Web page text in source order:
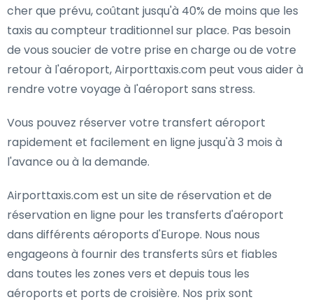
cher que prévu, coûtant jusqu'à 40% de moins que les
taxis au compteur traditionnel sur place. Pas besoin
de vous soucier de votre prise en charge ou de votre
retour à l'aéroport, Airporttaxis.com peut vous aider à
rendre votre voyage à l'aéroport sans stress.
Vous pouvez réserver votre transfert aéroport
rapidement et facilement en ligne jusqu'à 3 mois à
l'avance ou à la demande.
Airporttaxis.com est un site de réservation et de
réservation en ligne pour les transferts d'aéroport
dans différents aéroports d'Europe. Nous nous
engageons à fournir des transferts sûrs et fiables
dans toutes les zones vers et depuis tous les
aéroports et ports de croisière. Nos prix sont